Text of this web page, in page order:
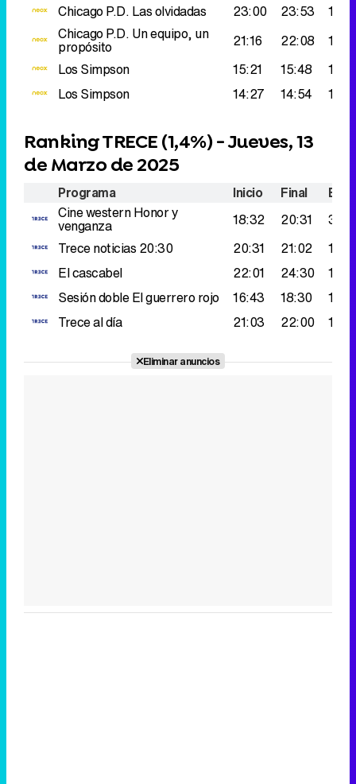
Chicago P.D. Las olvidadas 23:00 23:53
Chicago P.D. Un equipo, un
propósito 21:16 22:08
Los Simpson
15:21 15:48
Los Simpson
14:27 14:54
Ranking TRECE (1,4%) - Jueves, 13
de Marzo de 2025
Programa Inicio Final
Cine westernHonor y
venganza 18:32 20:31
Trece noticias 20:30
20:31 21:02
El cascabel
22:01 24:30
Sesión dobleEl guerrero rojo 16:43 18:30
Trece al día
21:03 22:00
Eliminar anuncios